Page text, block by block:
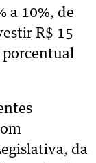
a 10%, de
R$ 15
porcentual
da